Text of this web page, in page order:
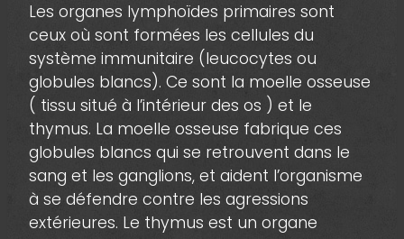
Les organes lymphoïdes primaires sont
ceux où sont formées les cellules du
système immunitaire (leucocytes ou
globules blancs). Ce sont la moelle osseuse
( tissu situé à l’intérieur des os ) et le
thymus. La moelle osseuse fabrique ces
globules blancs qui se retrouvent dans le
sang et les ganglions, et aident l’organisme
à se défendre contre les agressions
extérieures. Le thymus est un organe